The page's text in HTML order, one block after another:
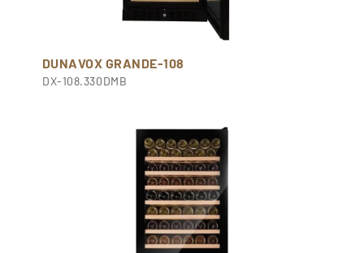
DUNAVOX GRANDE-108
DX-108.330DMB